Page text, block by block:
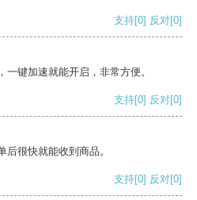
支持[0] 反对[0]
键加速就能开启，非常方便。
支持[0] 反对[0]
很快就能收到商品。
支持[0] 反对[0]